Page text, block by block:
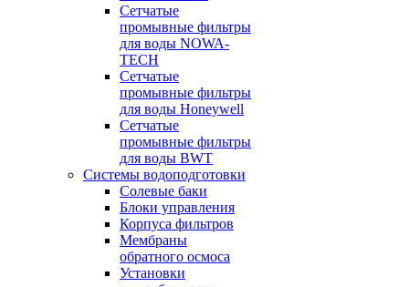
Сетчатые
промывные фильтры
для воды NOWA-
TECH
Сетчатые
промывные фильтры
для воды Honeywell
Сетчатые
промывные фильтры
для воды BWT
Системы водоподготовки
Солевые баки
Блоки управления
Корпуса фильтров
Мембраны
обратного осмоса
Установки